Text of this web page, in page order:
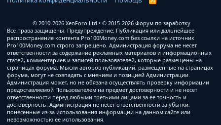
© 2010-2026 XenForo Ltd
© 2015-2026 Форум по заработку
Все права защищены. Предупреждение: Публикация или дальнейшее
распространение контента Pro100Money.com без ссылки на источник
Pro100Money.com строго запрещено. Администрация форума не несет
ответственности за содержание рекламных материалов и информационных
статей, комментариев и записей пользователей, которые размещены на
страницах форума. Мысли авторов публикаций, размещенные на страницах
форума, могут не совпадать с мнением и позицией Администрации.
Администрация может, но не обязана осуществлять проверку информации
предоставляемой Пользователем на предмет достоверности и не несет
ответственности перед любыми третьими лицами за ее точность и
достоверность. Администрация не несет ответственности за убытки,
понесенные из-за использования информации на данном сайте или
невозможностью ее использования.